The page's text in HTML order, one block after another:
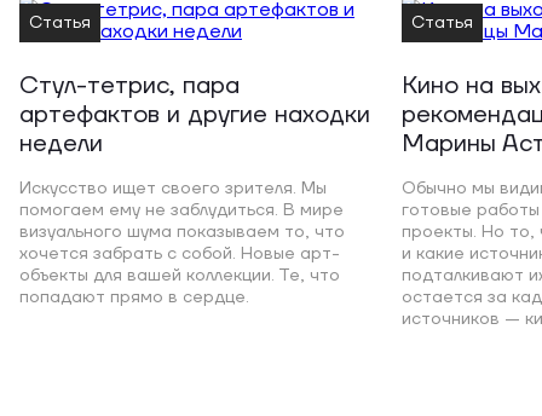
Статья
Стул-тетрис, пара
артефактов и другие находки
недели
Искусство ищет своего зрителя. Мы
помогаем ему не заблудиться. В мире
визуального шума показываем то, что
хочется забрать с собой. Новые арт-
объекты для вашей коллекции. Те, что
попадают прямо в сердце.
Статья
Кино на
Марины
Обычно мы
готовые
проекты. Но то,
и какие
подталкивают
остается за
источников —